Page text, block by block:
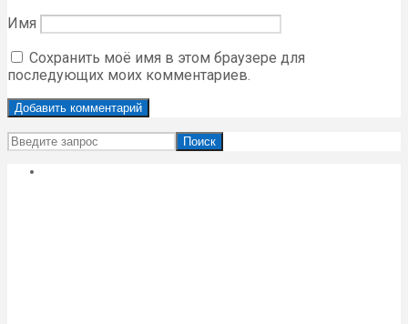
Имя
Сохранить моё имя в этом браузере для
последующих моих комментариев.
Поиск